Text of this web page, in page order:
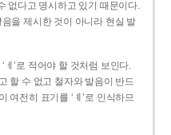
없다고 명시하고 있기 때문이다.
을 제시한 것이 아니라 현실 발
ㅔ’로 적어야 할 것처럼 보인다.
할 수 없고 철자와 발음이 반드
여전히 표기를 ‘ㅖ’로 인식하므